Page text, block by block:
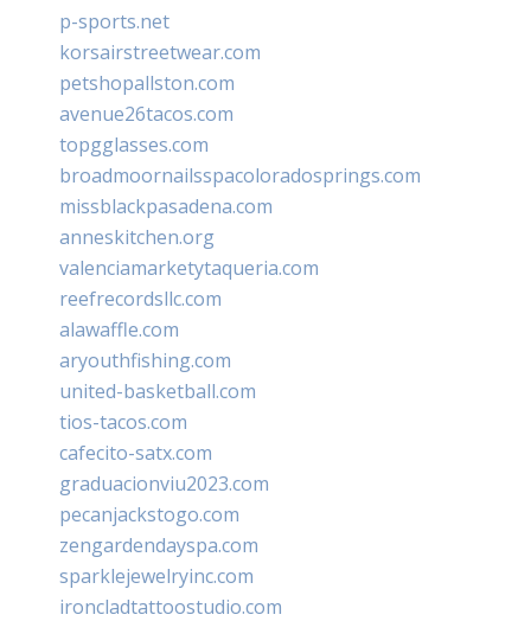
p-sports.net
korsairstreetwear.com
petshopallston.com
avenue26tacos.com
topgglasses.com
broadmoornailsspacoloradosprings.com
missblackpasadena.com
anneskitchen.org
valenciamarketytaqueria.com
reefrecordsllc.com
alawaffle.com
aryouthfishing.com
united-basketball.com
tios-tacos.com
cafecito-satx.com
graduacionviu2023.com
pecanjackstogo.com
zengardendayspa.com
sparklejewelryinc.com
ironcladtattoostudio.com